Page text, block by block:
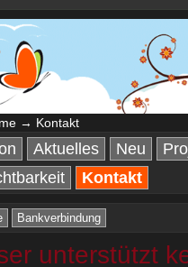
→ Kontakt
Aktuelles Neu
Kontakt
Bankverbindung
unterstützt